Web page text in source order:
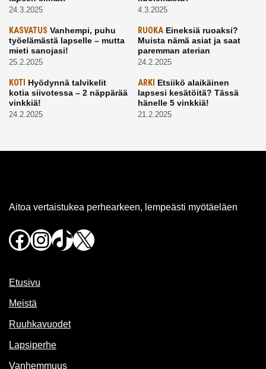
24.3.2025 4.3.2025
KASVATUS Vanhempi, puhu
työelämästä lapselle – mutta
mieti sanojasi!
25.2.2025
RUOKAEineksiä ruoaksi?
Muista nämä asiat ja saat
paremman aterian
24.2.2025
KOTI Hyödynnä talvikelit
kotia siivotessa – 2 näppärää
vinkkiä!
24.2.2025
ARKI Etsiikö alaikäinen
lapsesi kesätöitä? Tässä
hänelle 5 vinkkiä!
21.2.2025
Aitoa vertaistukea perhearkeen, lempeästi myötäeläen
Facebook
Instagram
TikTok
X
Etusivu
Meistä
Ruuhkavuodet
Lapsiperhe
Vanhemmuus